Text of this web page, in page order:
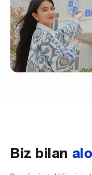
Biz bilan